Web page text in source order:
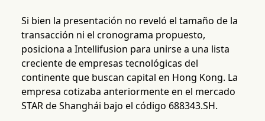
Si bien la presentación no reveló el tamaño de la
transacción ni el cronograma propuesto,
posiciona a Intellifusion para unirse a una lista
creciente de empresas tecnológicas del
continente que buscan capital en Hong Kong. La
empresa cotizaba anteriormente en el mercado
STAR de Shanghái bajo el código 688343.SH.